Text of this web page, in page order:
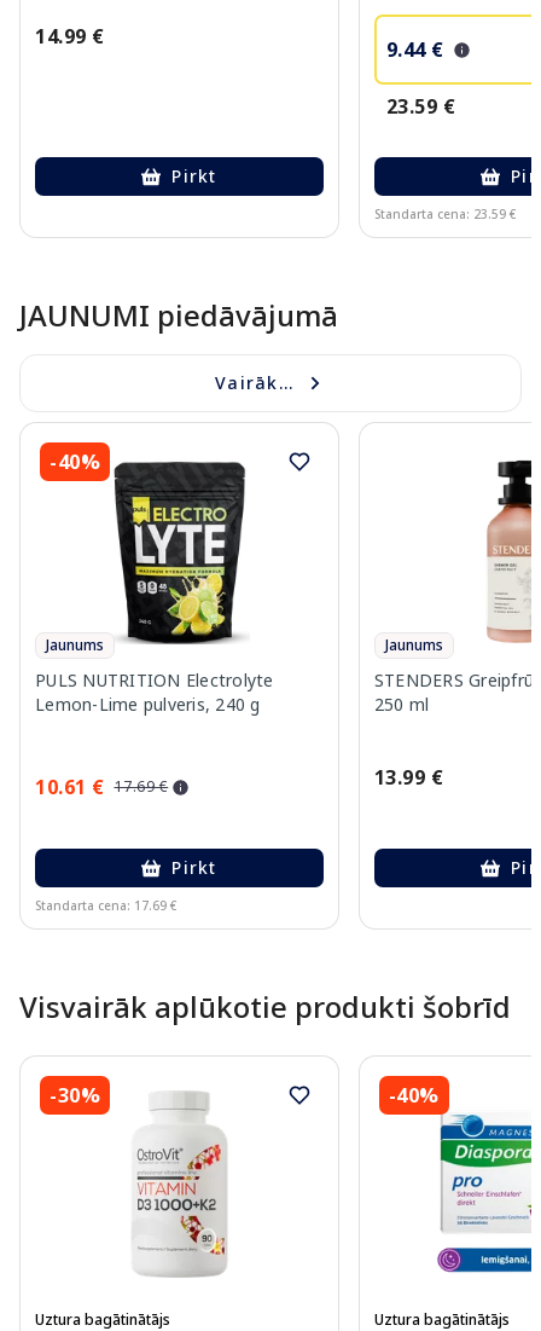
14.99 €
Pirkt
9.44 €
23.59 €
Standarta cena: 23.59 €
JAUNUMI piedāvājumā
Vairāk...
-40%
Jaunums
PULS NUTRITION Electrolyte
Lemon-Lime pulveris, 240 g
10.61 € 17.69 €
Pirkt
Standarta cena: 17.69 €
Jaunums
STENDERS
250 ml
13.99 €
Visvairāk aplūkotie produkti šobrīd
-30%
Uztura bagātinātājs
-40%
Uztura bagātinātājs